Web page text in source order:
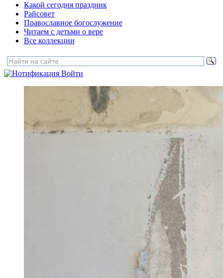
Какой сегодня праздник
Райсовет
Православное богослужение
Читаем с детьми о вере
Все коллекции
Войти